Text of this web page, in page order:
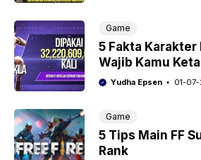
Game
5 Fakta Karakter
Wajib Kamu
Yudha Epsen 01-07-
Game
5 Tips Main FF
Rank